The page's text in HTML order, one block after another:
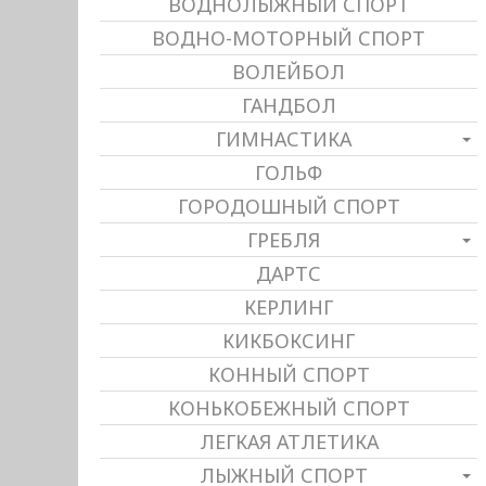
ВОДНО-МОТОРНЫЙ СПОРТ
ВОЛЕЙБОЛ
ГАНДБОЛ
ГИМНАСТИКА
ГОЛЬФ
ГОРОДОШНЫЙ СПОРТ
ГРЕБЛЯ
ДАРТС
КЕРЛИНГ
КИКБОКСИНГ
КОННЫЙ СПОРТ
КОНЬКОБЕЖНЫЙ СПОРТ
ЛЕГКАЯ АТЛЕТИКА
ЛЫЖНЫЙ СПОРТ